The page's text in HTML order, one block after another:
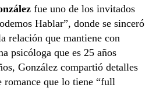
fue uno de los invitados
Hablar”, donde se sinceró
relación que mantiene con
psicóloga que es 25 años
González compartió detalles
romance que lo tiene “full